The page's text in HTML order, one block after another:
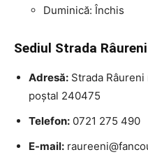
Duminică: Închis
Sediul Strada Râureni
Adresă: Strada Râureni
poștal 240475
Telefon: 0721 275 490
E-mail: